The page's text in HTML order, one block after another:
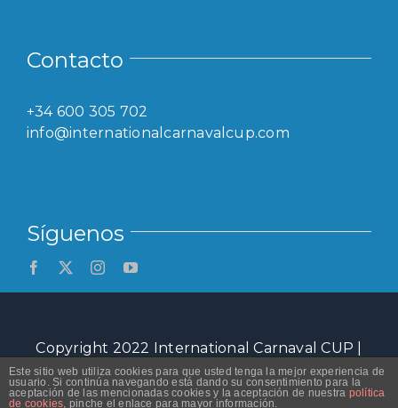
Contacto
+34 600 305 702
info@internationalcarnavalcup.com
Síguenos
Copyright 2022 International Carnaval CUP |
All Rights Reserved | Powered byPúblic
Objectiu|Protección de Datos
Este sitio web utiliza cookies para que usted tenga la mejor experiencia de
usuario. Si continúa navegando está dando su consentimiento para la
aceptación de las mencionadas cookies y la aceptación de nuestra política
de cookies, pinche el enlace para mayor información.